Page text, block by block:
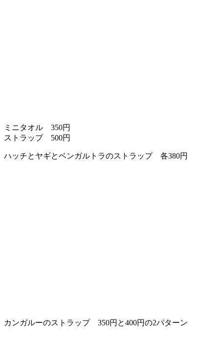
ミニタオル 350円
ストラップ 500円
ハッチとヤギとベンガルトラのストラップ 各380円
カンガルーのストラップ 350円と400円の2パターン